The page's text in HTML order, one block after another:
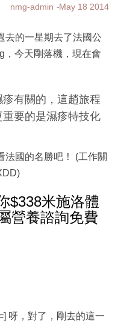
nmg-admin May 18 2014
去的一星期去了法國公
，今天剛落機，現在會
有關的，這趙旅程
要的是濕疹特技化
法國的名勝吧！ (工作關
$338米施洛體
營養諮詢免費
呀，對了，剛去的這一